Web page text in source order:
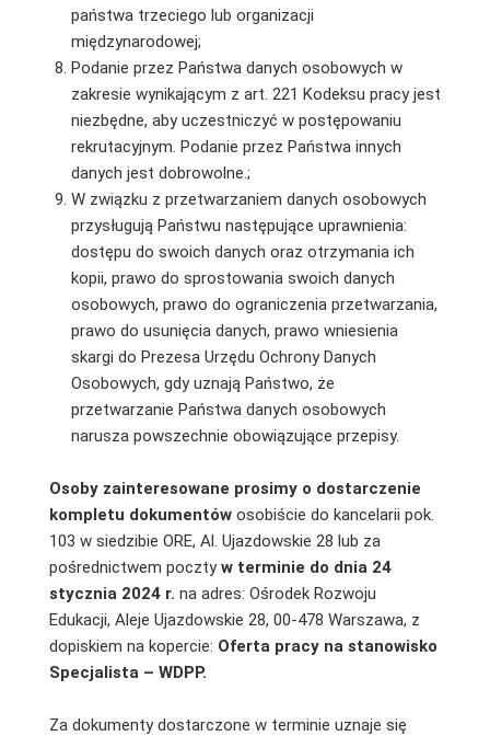
państwa trzeciego lub organizacji
międzynarodowej;
Podanie przez Państwa danych osobowych w
zakresie wynikającym z art. 221 Kodeksu pracy jest
niezbędne, aby uczestniczyć w postępowaniu
rekrutacyjnym. Podanie przez Państwa innych
danych jest dobrowolne.;
W związku z przetwarzaniem danych osobowych
przysługują Państwu następujące uprawnienia:
dostępu do swoich danych oraz otrzymania ich
kopii, prawo do sprostowania swoich danych
osobowych, prawo do ograniczenia przetwarzania,
prawo do usunięcia danych, prawo wniesienia
skargi do Prezesa Urzędu Ochrony Danych
Osobowych, gdy uznają Państwo, że
przetwarzanie Państwa danych osobowych
narusza powszechnie obowiązujące przepisy.
Osoby zainteresowane prosimy o dostarczenie
kompletu dokumentówosobiście do kancelarii pok.
103 w siedzibie ORE, Al. Ujazdowskie 28 lub za
pośrednictwem pocztyw terminie do dnia 24
stycznia 2024 r. na adres: Ośrodek Rozwoju
Edukacji, Aleje Ujazdowskie 28, 00-478 Warszawa, z
dopiskiem na kopercie: Oferta pracy na stanowisko
Specjalista – WDPP.
Za dokumenty dostarczone w terminie uznaje się